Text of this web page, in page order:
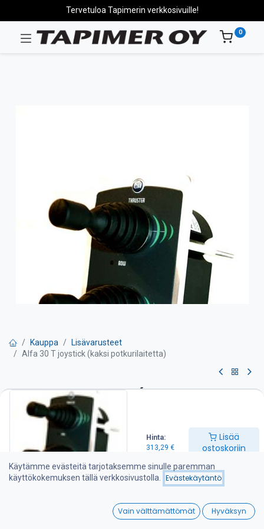
Hinta:
313,29 €
Lisää
ostoskoriin
Wishlist
Tervetuloa Tapimerin verkkosivuille!
0
Kauppa
Lisävarusteet
Alfa 30 T joystick (kaksi potkurilaitetta)
Alfa 30 T joystick (kaksi
potkurilaitetta)
Sopii keula sekä peräpotkurille
-sisältää vaihtoviiveyksikön
-automaattinen poiskytkennän säätö
Käytämme evästeitä tarjotaksemme sinulle paremman
käyttökokemuksen tällä verkkosivustolla.
Evästekäytäntö
Vain välttämättömät Hyväksyn